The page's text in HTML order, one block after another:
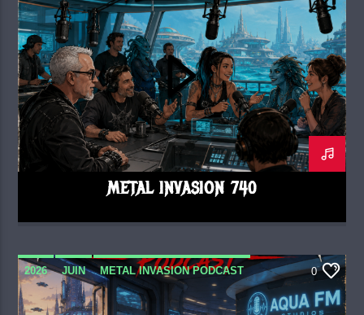
METAL INVASION 740
2026 JUIN METAL INVASION PODCAST 0